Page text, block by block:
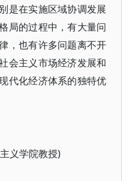
是在实施区域协调发展
局的过程中，有大量问
，也有许多问题离不开
会主义市场经济发展和
代化经济体系的独特优
义学院教授)